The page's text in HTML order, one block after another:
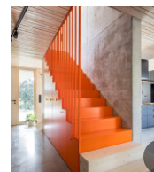
Exempel på en modern
trappa